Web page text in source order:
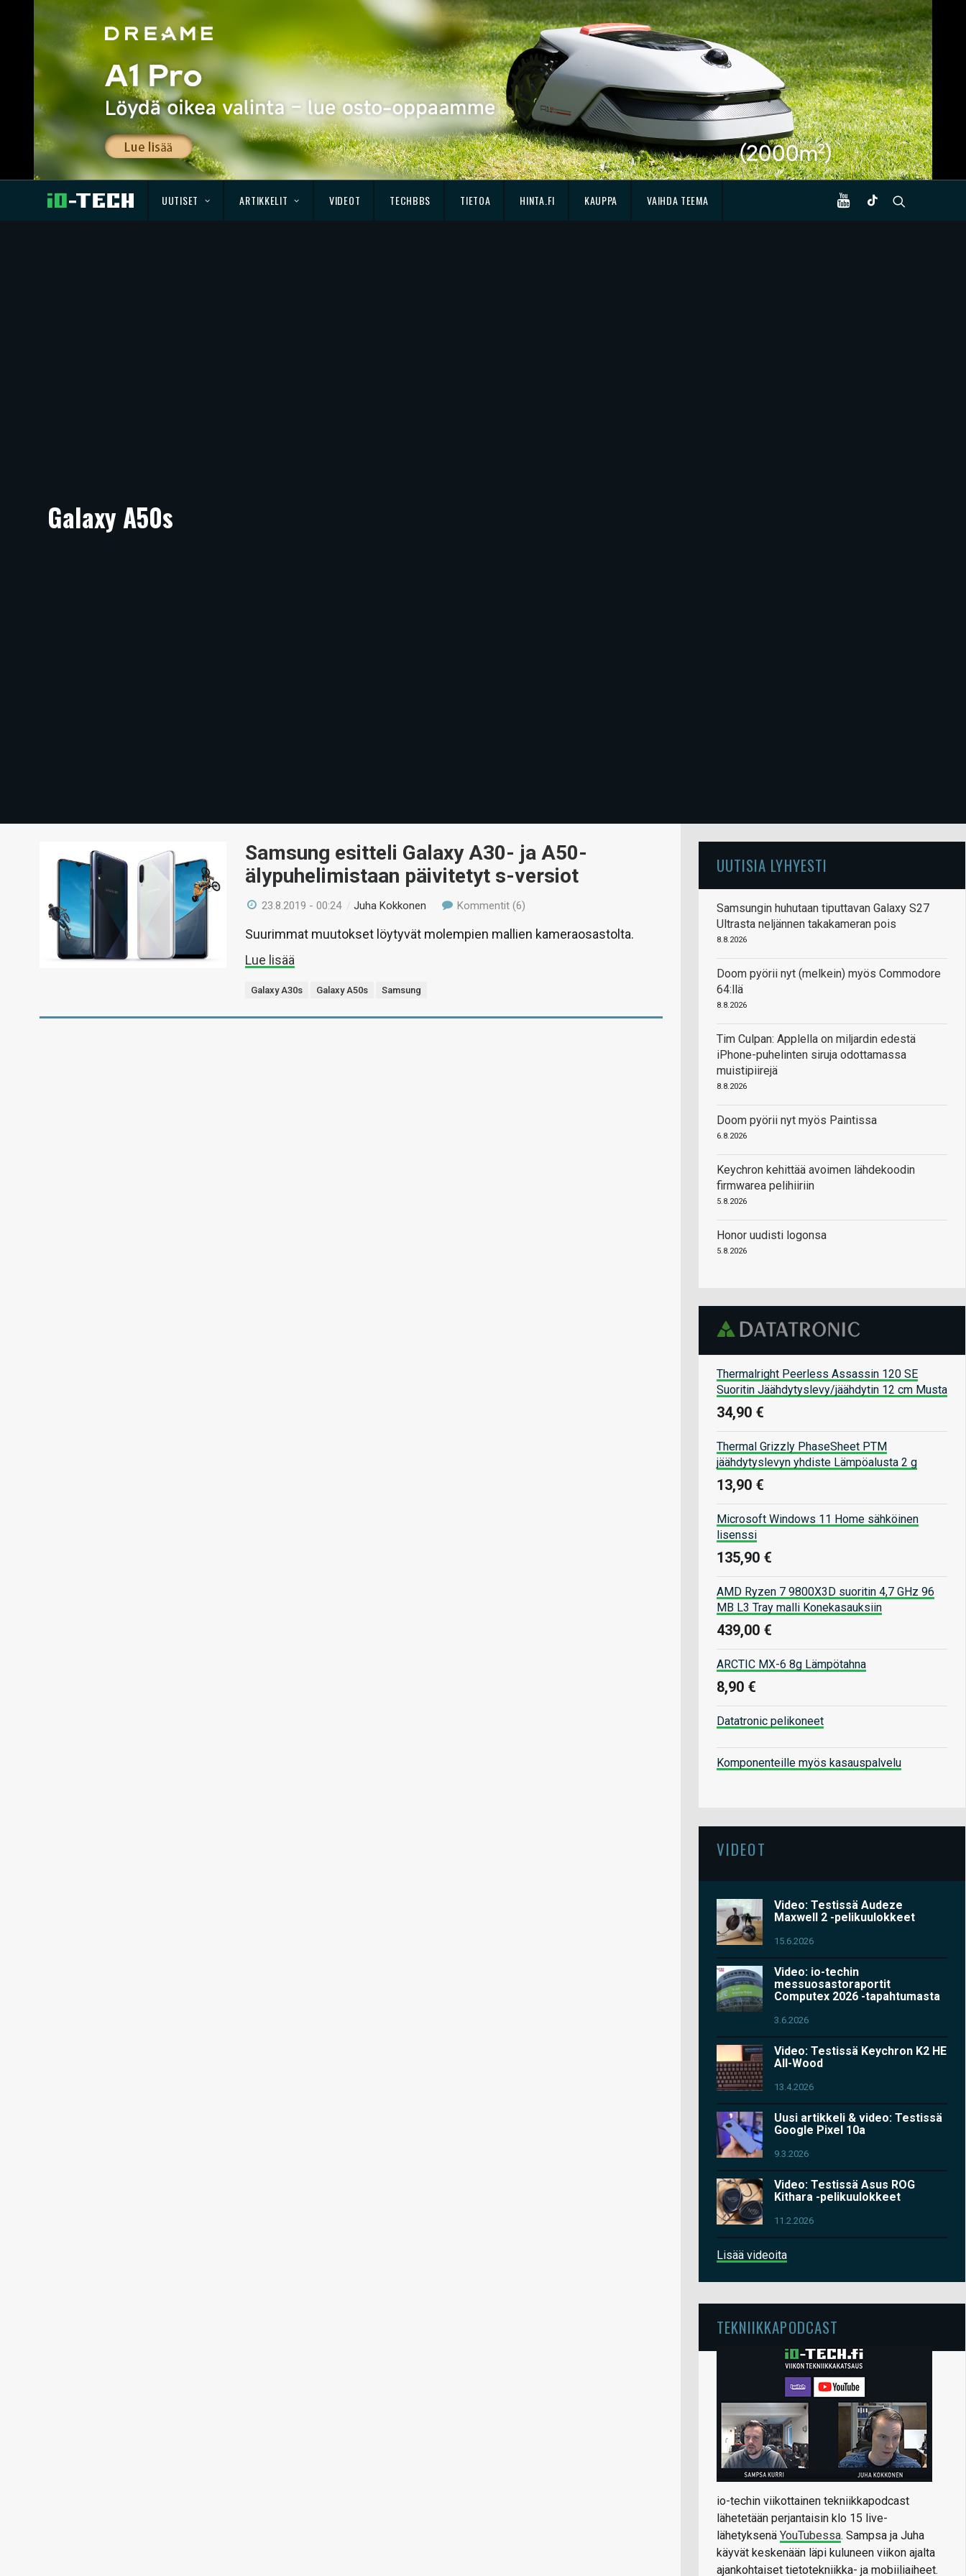
UUTISET ARTIKKELIT VIDEOT TECHBBS TIETOA HINTA.FI KAUPPA VAIHDA TEEMA
Galaxy A50s
Samsung esitteli Galaxy A30- ja A50-
älypuhelimistaan päivitetyt s-versiot
23.8.2019 - 00:24 /Juha Kokkonen Kommentit (6)
Suurimmat muutokset löytyvät molempien mallien kameraosastolta.
Lue lisää
Galaxy A30s Galaxy A50s Samsung
UUTISIA LYHYESTI
Samsungin huhutaan tiputtavan Galaxy S27
Ultrasta neljännen takakameran pois
8.8.2026
Doom pyörii nyt (melkein) myös Commodore
64:llä
8.8.2026
Tim Culpan: Applella on miljardin edestä
iPhone-puhelinten siruja odottamassa
muistipiirejä
8.8.2026
Doom pyörii nyt myös Paintissa
6.8.2026
Keychron kehittää avoimen lähdekoodin
firmwarea pelihiiriin
5.8.2026
Honor uudisti logonsa
5.8.2026
Thermalright Peerless Assassin 120 SE
Suoritin Jäähdytyslevy/jäähdytin 12 cm Musta
34,90 €
Thermal Grizzly PhaseSheet PTM
jäähdytyslevyn yhdiste Lämpöalusta 2 g
13,90 €
Microsoft Windows 11 Home sähköinen
lisenssi
135,90 €
AMD Ryzen 7 9800X3D suoritin 4,7 GHz 96
MB L3 Tray malli Konekasauksiin
439,00 €
ARCTIC MX-6 8g Lämpötahna
8,90 €
Datatronic pelikoneet
Komponenteille myös kasauspalvelu
VIDEOT
Video: Testissä Audeze
Maxwell 2 -pelikuulokkeet
15.6.2026
Video: io-techin
messuosastoraportit
Computex 2026 -tapahtumasta
3.6.2026
Video: Testissä Keychron K2 HE
All-Wood
13.4.2026
Uusi artikkeli & video: Testissä
Google Pixel 10a
9.3.2026
Video: Testissä Asus ROG
Kithara -pelikuulokkeet
11.2.2026
Lisää videoita
TEKNIIKKAPODCAST
io-techin viikottainen tekniikkapodcast
lähetetään perjantaisin klo 15 live-
lähetyksenä YouTubessa. Sampsa ja Juha
käyvät keskenään läpi kuluneen viikon ajalta
ajankohtaiset tietotekniikka- ja mobiiliaiheet.